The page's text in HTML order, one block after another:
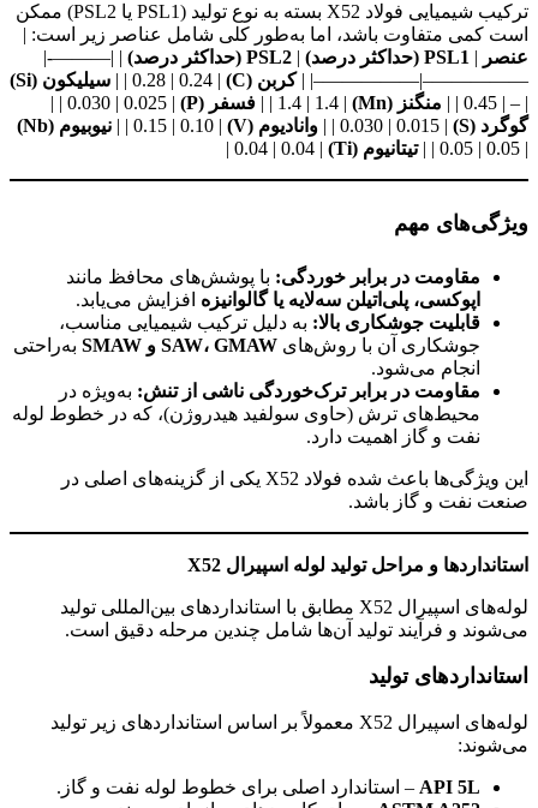
ترکیب شیمیایی فولاد X52 بسته به نوع تولید (PSL1 یا PSL2) ممکن
است کمی متفاوت باشد، اما به‌طور کلی شامل عناصر زیر است: |
عنصر |
PSL1 ( حداکثر درصد)
|
PSL2 ( حداکثر درصد)
| |———-|
—————–|—————–| |کربن (C)
| 0.28 | 0.24 | | سیلیکون (Si)
| – | 0.45 | |
منگنز (Mn)
| 1.4 | 1.4 | | فسفر (P)
| 0.030 | 0.025 | |
گوگرد (S)
| 0.030 | 0.015 | | وانادیوم (V)
| 0.15 | 0.10 | | نیوبیوم (Nb)
| 0.05 | 0.05 | |
تیتانیوم (Ti)
| 0.04 | 0.04 |
ویژگی‌های مهم
مقاومت در برابر خوردگی: با پوشش‌های محافظ مانند
اپوکسی، پلی‌اتیلن سه‌لایه یا گالوانیزه افزایش می‌یابد.
قابلیت جوشکاری بالا: به دلیل ترکیب شیمیایی مناسب،
جوشکاری آن با روش‌های
SAW، GMAW و
به‌راحتی
انجام می‌شود.
مقاومت در برابر ترک‌خوردگی ناشی از تنش: به‌ویژه در
محیط‌های ترش (حاوی سولفید هیدروژن)، که در خطوط لوله
نفت و گاز اهمیت دارد.
این ویژگی‌ها باعث شده فولاد X52 یکی از گزینه‌های اصلی در
صنعت نفت و گاز باشد.
استانداردها و مراحل تولید لوله اسپیرال
لوله‌های اسپیرال X52 مطابق با استانداردهای بین‌المللی تولید
می‌شوند و فرآیند تولید آن‌ها شامل چندین مرحله دقیق است.
استانداردهای تولید
لوله‌های اسپیرال X52 معمولاً بر اساس استانداردهای زیر تولید
می‌شوند:
API 5L – استاندارد اصلی برای خطوط لوله نفت و گاز.